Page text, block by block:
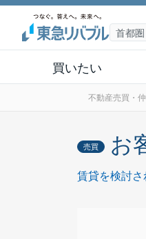
買いたい
不動産売買・
売買 お
賃貸を検討